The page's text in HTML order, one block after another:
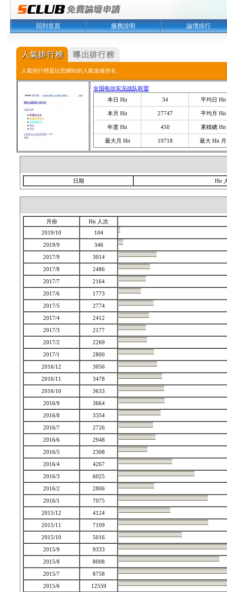
回到首頁 服務說明 論壇排行
人氣排行榜是以您網站的人氣值做排名。
全国电信实况战队联盟
本日 Hit
34 平均日 Hit
本月 Hit 27747 平均月 Hit
年度 Hit 450 累積總 Hit
最大月 Hit 19718 最大 Hit 月
日期 Hit
月份
Hit 人次
2019/10
104
2019/9
346
2017/9
3014
2017/8
2486
2017/7
2164
2017/6
1773
2017/5
2774
2017/4
2412
2017/3
2177
2017/2
2269
2017/1
2800
2016/12
3056
2016/11
3478
2016/10
3633
2016/9
3664
2016/8
3354
2016/7
2726
2016/6
2948
2016/5
2308
2016/4
4267
2016/3
6025
2016/2
2806
2016/1
7075
2015/12
4124
2015/11
7109
2015/10
5016
2015/9
9333
2015/8
8008
2015/7
8758
2015/6
12559